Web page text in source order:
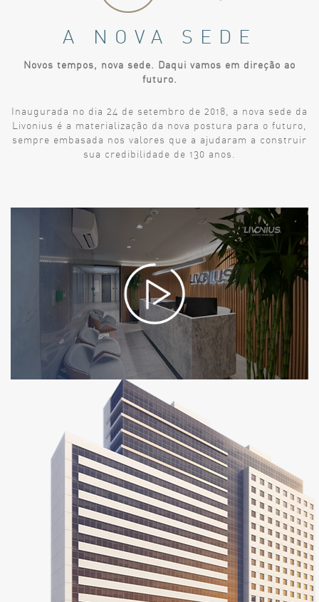
A NOVA SEDE
Novos tempos, nova sede. Daqui vamos em direção ao
futuro.
Inaugurada no dia 24 de setembro de 2018, a nova sede da
Livonius é a materialização da nova postura para o futuro,
sempre embasada nos valores que a ajudaram a construir
sua credibilidade de 130 anos.